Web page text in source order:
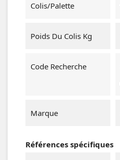
Colis/Palette
Poids Du Colis Kg
Code Recherche
Marque
Références spécifiques